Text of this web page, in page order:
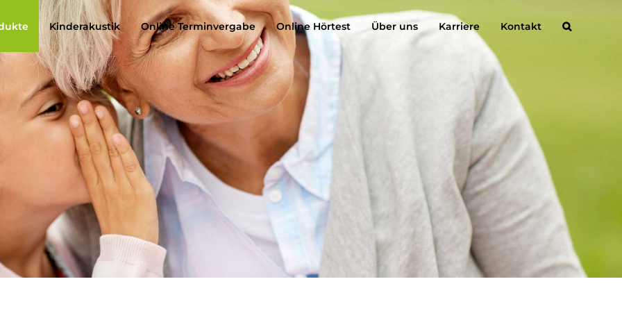
Kinderakustik Online Terminvergabe Online Hörtest Über uns Karriere Kontakt